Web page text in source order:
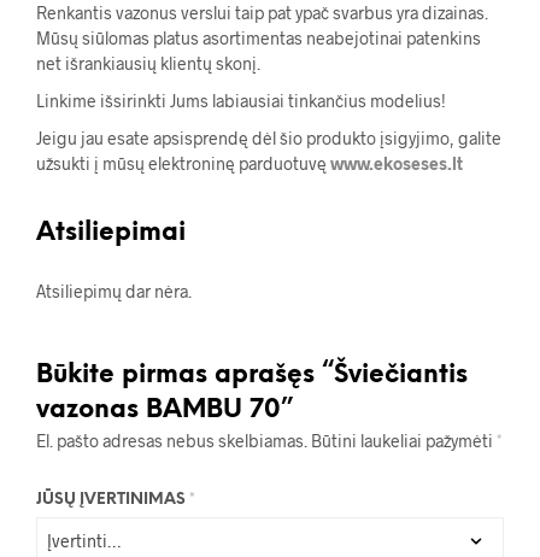
Renkantis vazonus verslui taip pat ypač svarbus yra dizainas.
Mūsų siūlomas platus asortimentas neabejotinai patenkins
net išrankiausių klientų skonį.
Linkime išsirinkti Jums labiausiai tinkančius modelius!
Jeigu jau esate apsisprendę dėl šio produkto įsigyjimo, galite
užsukti į mūsų elektroninę parduotuvę www.ekoseses.lt
Atsiliepimai
Atsiliepimų dar nėra.
Būkite pirmas aprašęs “Šviečiantis
vazonas BAMBU 70”
El. pašto adresas nebus skelbiamas. Būtini laukeliai pažymėti *
JŪSŲ ĮVERTINIMAS *